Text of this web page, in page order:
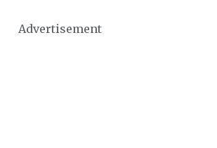
Advertisement